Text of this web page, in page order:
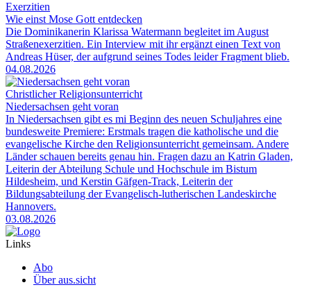
Exerzitien
Wie einst Mose Gott entdecken
Die Dominikanerin Klarissa Watermann begleitet im August
Straßenexerzitien. Ein Interview mit ihr ergänzt einen Text von
Andreas Hüser, der aufgrund seines Todes leider Fragment blieb.
04.08.2026
Christlicher Religionsunterricht
Niedersachsen geht voran
In Niedersachsen gibt es mi Beginn des neuen Schuljahres eine
bundesweite Premiere: Erstmals tragen die katholische und die
evangelische Kirche den Religionsunterricht gemeinsam. Andere
Länder schauen bereits genau hin. Fragen dazu an Katrin Gladen,
Leiterin der Abteilung Schule und Hochschule im Bistum
Hildesheim, und Kerstin Gäfgen-Track, Leiterin der
Bildungsabteilung der Evangelisch-lutherischen Landeskirche
Hannovers.
03.08.2026
Links
Abo
Über aus.sicht